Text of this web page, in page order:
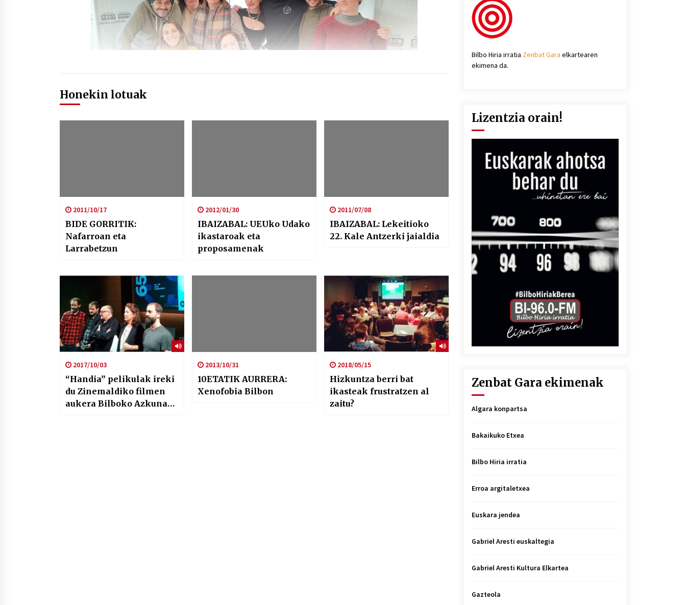
Honekin lotuak
2011/10/17
BIDE GORRITIK:
Nafarroan eta
Larrabetzun
2012/01/30
IBAIZABAL: UEUko Udako
ikastaroak eta
proposamenak
2011/07/08
IBAIZABAL: Lekeitioko
22. Kale Antzerki jaialdia
2017/10/03
“Handia” pelikulak ireki
du Zinemaldiko filmen
aukera Bilboko Azkuna
2013/10/31
10ETATIK AURRERA:
Xenofobia Bilbon
2018/05/15
Hizkuntza berri bat
ikasteak frustratzen al
zaitu?
Bilbo Hiria irratia Zenbat Gara elkartearen
ekimena da.
Lizentzia orain!
Zenbat Gara ekimenak
Algara konpartsa
Bakaikuko Etxea
Bilbo Hiria irratia
Erroa argitaletxea
Euskara jendea
Gabriel Aresti euskaltegia
Gabriel Aresti Kultura Elkartea
Gazteola